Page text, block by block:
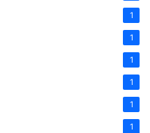
1
1
1
1
1
1